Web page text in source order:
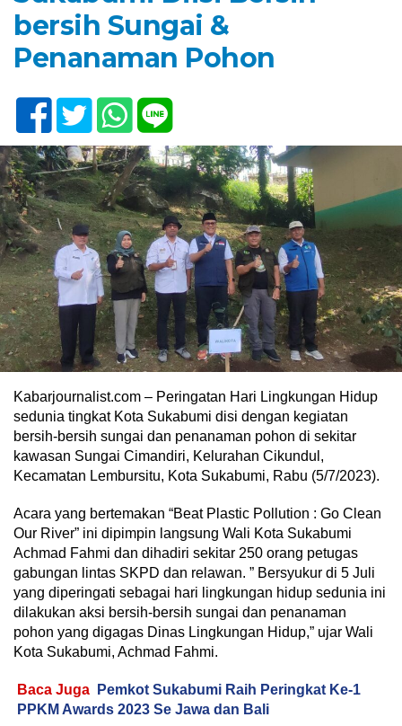
bersih Sungai &
Penanaman Pohon
Kabarjournalist.com – Peringatan Hari Lingkungan Hidup
sedunia tingkat Kota Sukabumi disi dengan kegiatan
bersih-bersih sungai dan penanaman pohon di sekitar
kawasan Sungai Cimandiri, Kelurahan Cikundul,
Kecamatan Lembursitu, Kota Sukabumi, Rabu (5/7/2023).
Acara yang bertemakan “Beat Plastic Pollution : Go Clean
Our River” ini dipimpin langsung Wali Kota Sukabumi
Achmad Fahmi dan dihadiri sekitar 250 orang petugas
gabungan lintas SKPD dan relawan. ” Bersyukur di 5 Juli
yang diperingati sebagai hari lingkungan hidup sedunia ini
dilakukan aksi bersih-bersih sungai dan penanaman
pohon yang digagas Dinas Lingkungan Hidup,” ujar Wali
Kota Sukabumi, Achmad Fahmi.
Baca Juga
Pemkot Sukabumi Raih Peringkat Ke-1
PPKM Awards 2023 Se Jawa dan Bali